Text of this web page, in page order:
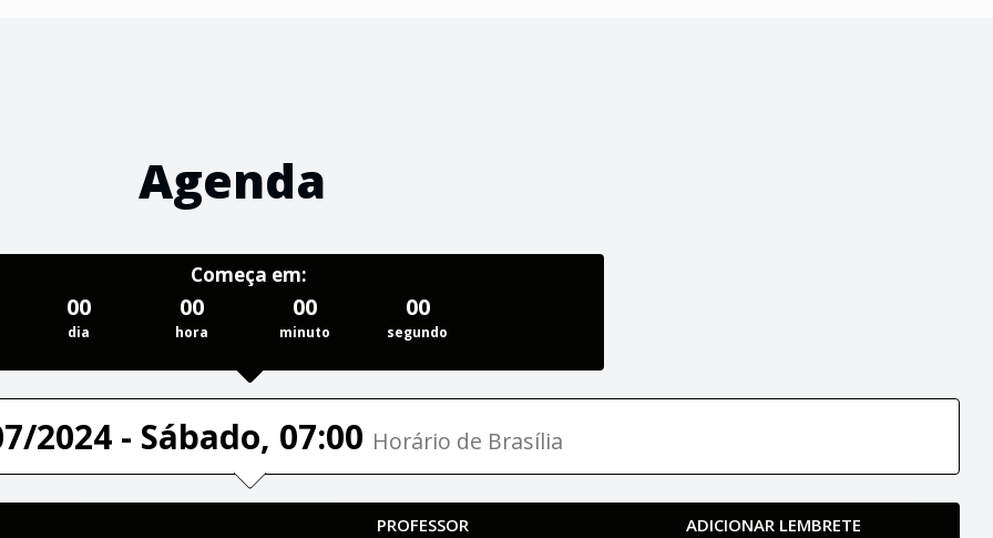
Agenda
Começa em:
00
dia
00
hora
00
minuto
00
segundo
2024 - Sábado, 07:00 Horário de Brasília
PROFESSOR ADICIONAR LEMBRETE